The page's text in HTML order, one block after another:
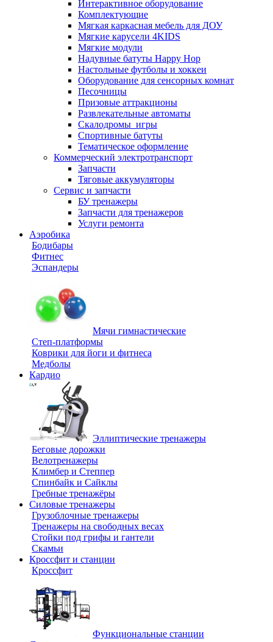
Интерактивное оборудование
Комплектующие
Мягкая каркасная мебель для ДОУ
Мягкие карусели 4KIDS
Мягкие модули
Надувные батуты Happy Hop
Настольные футболы и хоккеи
Оборудование для сенсорных комнат
Песочницы
Призовые аттракционы
Развлекательные автоматы
Скалодромы_игры
Спортивные батуты
Тематическое оформление
Коммерческий электротранспорт
Запчасти
Тяговые аккумуляторы
Сервис и запчасти
БУ тренажеры
Запчасти для тренажеров
Услуги ремонта
Аэробика
Бодибары
Фитнес
Эспандеры
Мячи гимнастические
Степ-платформы
Коврики для йоги и фитнеса
Медболы
Кардио
Эллиптические тренажеры
Беговые дорожки
Велотренажеры
Климбер и Степпер
Спинбайк и Сайклы
Гребные тренажёры
Силовые тренажеры
Грузоблочные тренажеры
Тренажеры на свободных весах
Стойки под грифы и гантели
Скамьи
Кроссфит и станции
Кроссфит
Функциональные станции